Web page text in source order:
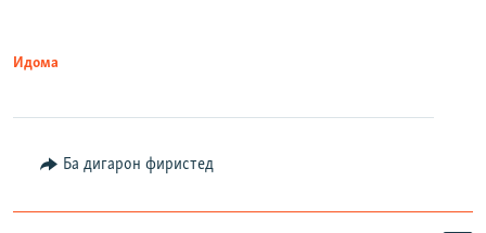
Идома
Ба дигарон фиристед